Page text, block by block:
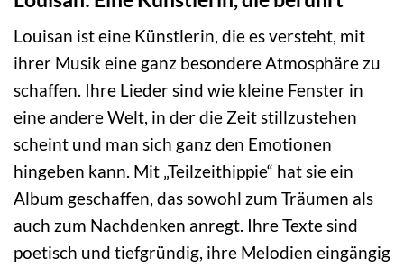
Louisan ist eine Künstlerin, die es versteht, mit
ihrer Musik eine ganz besondere Atmosphäre zu
schaffen. Ihre Lieder sind wie kleine Fenster in
eine andere Welt, in der die Zeit stillzustehen
scheint und man sich ganz den Emotionen
hingeben kann. Mit „Teilzeithippie“ hat sie ein
Album geschaffen, das sowohl zum Träumen als
auch zum Nachdenken anregt. Ihre Texte sind
poetisch und tiefgründig, ihre Melodien eingängig